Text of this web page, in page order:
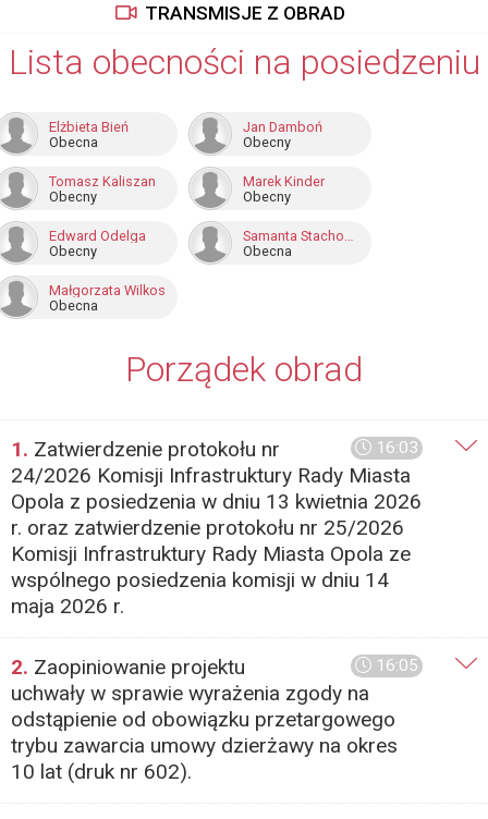
TRANSMISJE Z OBRAD
Lista obecności na posiedzeniu
Elżbieta Bień
Obecna
Jan Damboń
Obecny
Tomasz Kaliszan
Obecny
Marek Kinder
Obecny
Edward Odelga
Obecny
Samanta Stachowicz
Obecna
Małgorzata Wilkos
Obecna
Porządek obrad
16:03
1. Zatwierdzenie protokołu nr
24/2026 Komisji Infrastruktury Rady Miasta
Opola z posiedzenia w dniu 13 kwietnia 2026
r. oraz zatwierdzenie protokołu nr 25/2026
Komisji Infrastruktury Rady Miasta Opola ze
wspólnego posiedzenia komisji w dniu 14
maja 2026 r.
16:05
2. Zaopiniowanie projektu
uchwały w sprawie wyrażenia zgody na
odstąpienie od obowiązku przetargowego
trybu zawarcia umowy dzierżawy na okres
10 lat (druk nr 602).